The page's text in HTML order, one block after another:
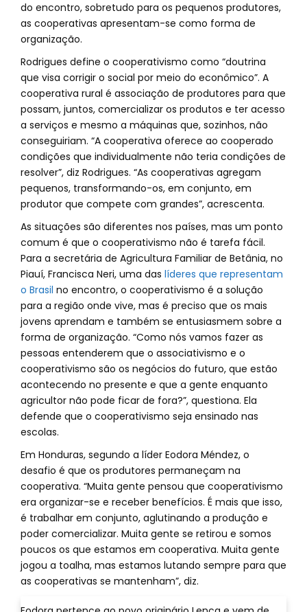
do encontro, sobretudo para os pequenos produtores,
as cooperativas apresentam-se como forma de
organização.
Rodrigues define o cooperativismo como “doutrina
que visa corrigir o social por meio do econômico”. A
cooperativa rural é associação de produtores para que
possam, juntos, comercializar os produtos e ter acesso
a serviços e mesmo a máquinas que, sozinhos, não
conseguiriam. “A cooperativa oferece ao cooperado
condições que individualmente não teria condições de
resolver”, diz Rodrigues. “As cooperativas agregam
pequenos, transformando-os, em conjunto, em
produtor que compete com grandes”, acrescenta.
As situações são diferentes nos países, mas um ponto
comum é que o cooperativismo não é tarefa fácil.
Para a secretária de Agricultura Familiar de Betânia, no
Piauí, Francisca Neri, uma das líderes que representam
o Brasil no encontro, o cooperativismo é a solução
para a região onde vive, mas é preciso que os mais
jovens aprendam e também se entusiasmem sobre a
forma de organização. “Como nós vamos fazer as
pessoas entenderem que o associativismo e o
cooperativismo são os negócios do futuro, que estão
acontecendo no presente e que a gente enquanto
agricultor não pode ficar de fora?”, questiona. Ela
defende que o cooperativismo seja ensinado nas
escolas.
Em Honduras, segundo a líder Eodora Méndez, o
desafio é que os produtores permaneçam na
cooperativa. “Muita gente pensou que cooperativismo
era organizar-se e receber benefícios. É mais que isso,
é trabalhar em conjunto, aglutinando a produção e
poder comercializar. Muita gente se retirou e somos
poucos os que estamos em cooperativa. Muita gente
jogou a toalha, mas estamos lutando sempre para que
as cooperativas se mantenham”, diz.